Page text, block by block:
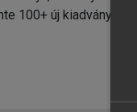
100+ új kiadvány.